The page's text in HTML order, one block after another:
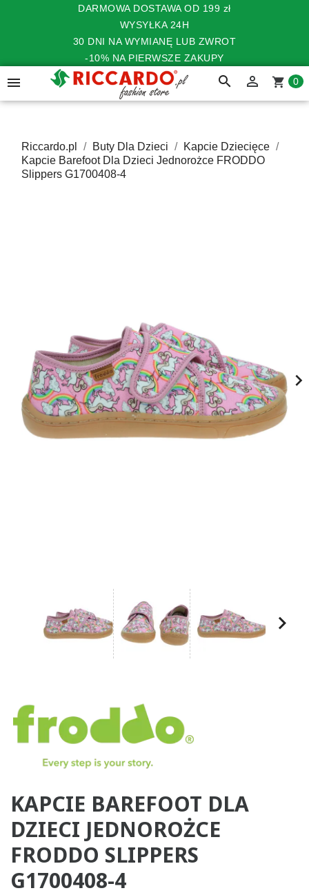
DARMOWA DOSTAWA OD 199 zł
WYSYŁKA 24H
30 DNI NA WYMIANĘ LUB ZWROT
-10% NA PIERWSZE ZAKUPY
 search  shopping_cart 0
Riccardo.pl Buty Dla Dzieci
Kapcie Dziecięce
Kapcie Barefoot Dla Dzieci Jednorożce FRODDO
Slippers G1700408-4

KAPCIE BAREFOOT DLA
DZIECI JEDNOROŻCE
FRODDO SLIPPERS
G1700408-4